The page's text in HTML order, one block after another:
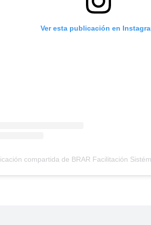
Ver esta publicación en